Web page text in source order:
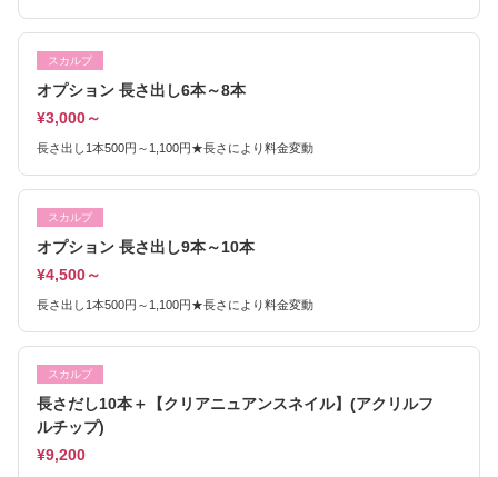
スカルプ
オプション 長さ出し6本～8本
¥3,000～
長さ出し1本500円～1,100円★長さにより料金変動
スカルプ
オプション 長さ出し9本～10本
¥4,500～
長さ出し1本500円～1,100円★長さにより料金変動
スカルプ
長さだし10本＋【クリアニュアンスネイル】(アクリルフ
ルチップ)
¥9,200